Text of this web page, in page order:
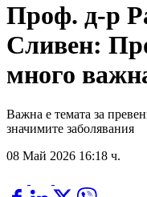
Проф. д-р
Сливен:
много
Важна е темата за
значимите заболявания
08 Май 2026 16:18 ч.